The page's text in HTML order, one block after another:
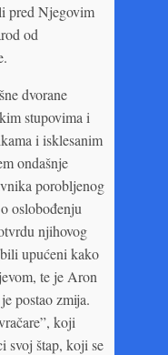
pred Njegovim
od
dvorane
stupovima i
i isklesanim
ondašnje
porobljenog
oslobođenju
njihovog
upućeni kako
te je Aron
postao zmija.
koji
svoj štap, koji se